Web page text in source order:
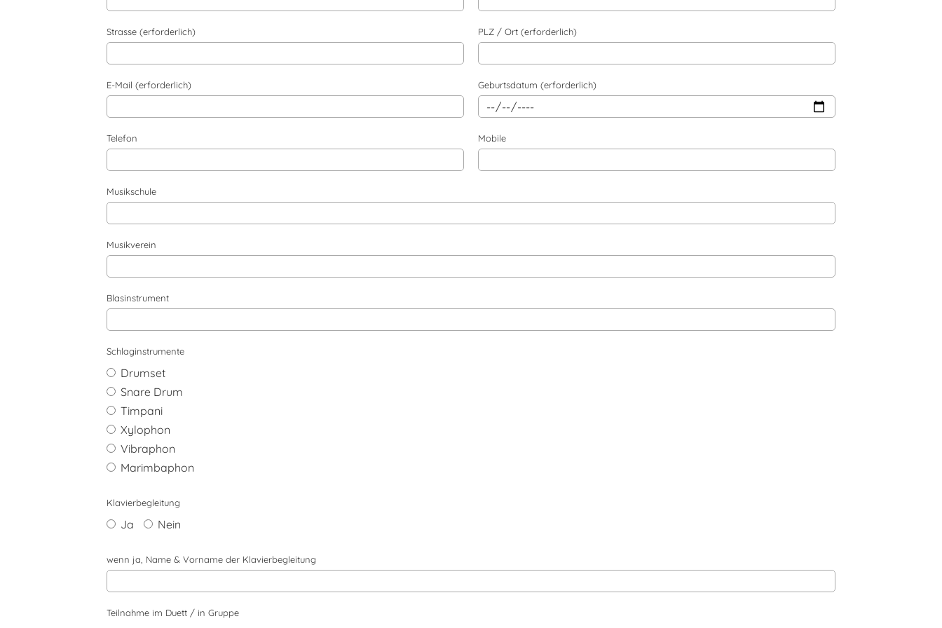
Strasse (erforderlich) PLZ / Ort (erforderlich)
E-Mail (erforderlich) Geburtsdatum (erforderlich)
Telefon Mobile
Musikschule
Musikverein
Blasinstrument
Schlaginstrumente
Drumset
Snare Drum
Timpani
Xylophon
Vibraphon
Marimbaphon
Klavierbegleitung
Ja Nein
wenn ja, Name & Vorname der Klavierbegleitung
Teilnahme im Duett / in Gruppe